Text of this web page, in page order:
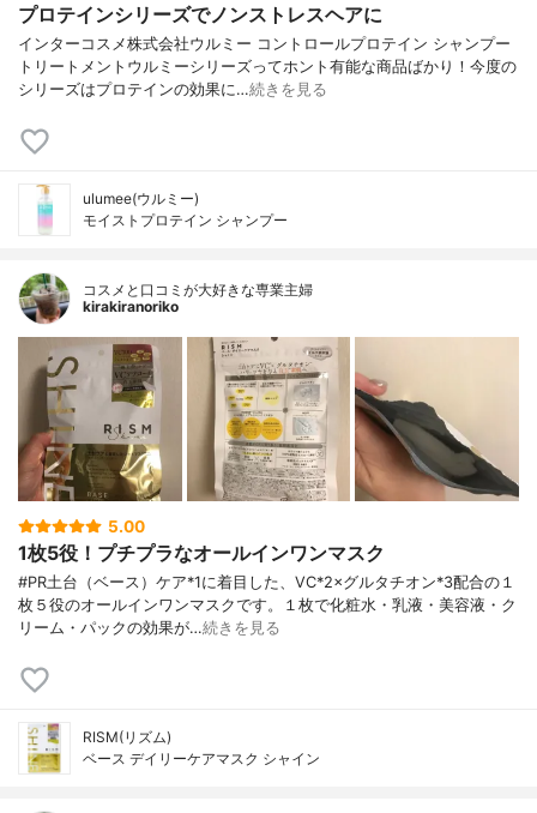
プロテインシリーズでノンストレスヘアに
インターコスメ株式会社ウルミー コントロールプロテイン シャンプー
トリートメントウルミーシリーズってホント有能な商品ばかり！今度の
シリーズはプロテインの効果に…続きを見る
ulumee(ウルミー)
モイストプロテイン シャンプー
コスメと口コミが大好きな専業主婦
kirakiranoriko
5.00
1枚5役！プチプラなオールインワンマスク
#PR土台（ベース）ケア*1に着目した、VC*2×グルタチオン*3配合の１
枚５役のオールインワンマスクです。１枚で化粧水・乳液・美容液・ク
リーム・パックの効果が…続きを見る
RISM(リズム)
ベース デイリーケアマスク シャイン